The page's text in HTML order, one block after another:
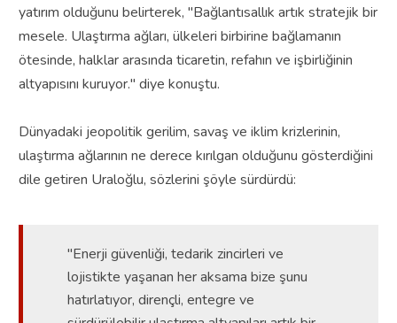
yatırım olduğunu belirterek, "Bağlantısallık artık stratejik bir
mesele. Ulaştırma ağları, ülkeleri birbirine bağlamanın
ötesinde, halklar arasında ticaretin, refahın ve işbirliğinin
altyapısını kuruyor." diye konuştu.
Dünyadaki jeopolitik gerilim, savaş ve iklim krizlerinin,
ulaştırma ağlarının ne derece kırılgan olduğunu gösterdiğini
dile getiren Uraloğlu, sözlerini şöyle sürdürdü:
"Enerji güvenliği, tedarik zincirleri ve
lojistikte yaşanan her aksama bize şunu
hatırlatıyor, dirençli, entegre ve